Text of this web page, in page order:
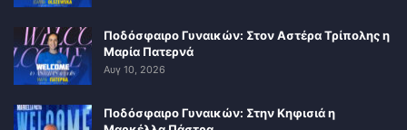
Ποδόσφαιρο Γυναικών: Στον Αστέρα Τρίπολης η
Μαρία Πατερνά
Αυγ 10, 2026
Ποδόσφαιρο Γυναικών: Στην Κηφισιά η